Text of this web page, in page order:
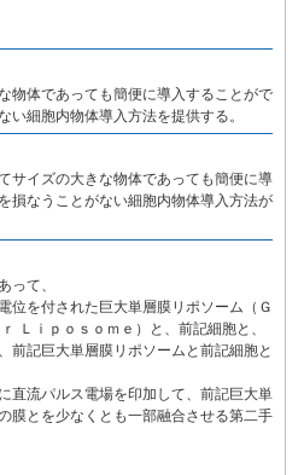
物体であっても簡便に導入することがで
い細胞内物体導入方法を提供する。
サイズの大きな物体であっても簡便に導
損なうことがない細胞内物体導入方法が
って、
位を付された巨大単層膜リポソーム（Ｇ
Ｌｉｐｏｓｏｍｅ）と、前記細胞と、
前記巨大単層膜リポソームと前記細胞と
直流パルス電場を印加して、前記巨大単
膜とを少なくとも一部融合させる第二手